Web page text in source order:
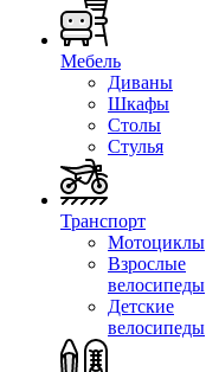
Мебель
Диваны
Шкафы
Столы
Стулья
Транспорт
Мотоциклы
Взрослые
велосипеды
Детские
велосипеды